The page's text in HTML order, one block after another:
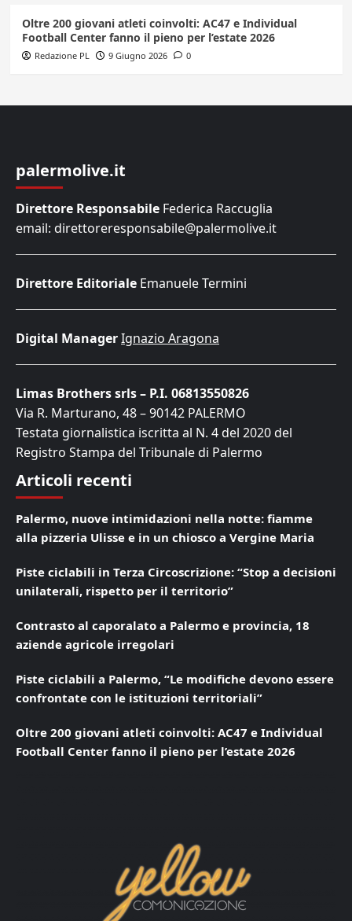
Oltre 200 giovani atleti coinvolti: AC47 e Individual
Football Center fanno il pieno per l’estate 2026
Redazione PL 9 Giugno 2026 0
palermolive.it
Direttore Responsabile Federica Raccuglia
email: direttoreresponsabile@palermolive.it
Direttore Editoriale Emanuele Termini
Digital ManagerIgnazio Aragona
Limas Brothers srls – P.I. 06813550826
Via R. Marturano, 48 – 90142 PALERMO
Testata giornalistica iscritta al N. 4 del 2020 del
Registro Stampa del Tribunale di Palermo
Articoli recenti
Palermo, nuove intimidazioni nella notte: fiamme
alla pizzeria Ulisse e in un chiosco a Vergine Maria
Piste ciclabili in Terza Circoscrizione: “Stop a decisioni
unilaterali, rispetto per il territorio”
Contrasto al caporalato a Palermo e provincia, 18
aziende agricole irregolari
Piste ciclabili a Palermo, “Le modifiche devono essere
confrontate con le istituzioni territoriali”
Oltre 200 giovani atleti coinvolti: AC47 e Individual
Football Center fanno il pieno per l’estate 2026